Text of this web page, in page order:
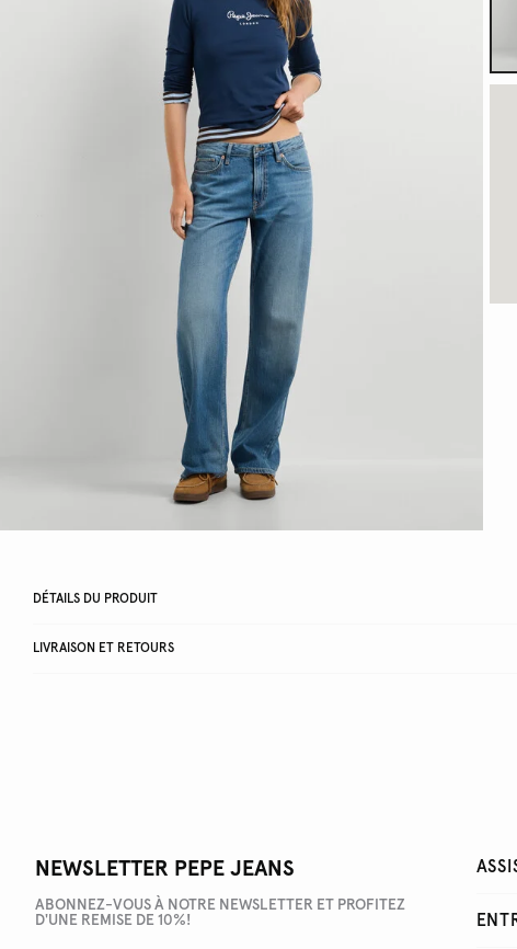
DÉTAILS DU PRODUIT
LIVRAISON ET RETOURS
NEWSLETTER PEPE JEANS
ABONNEZ-VOUS À NOTRE NEWSLETTER ET PROFITEZ
D'UNE REMISE DE 10%!